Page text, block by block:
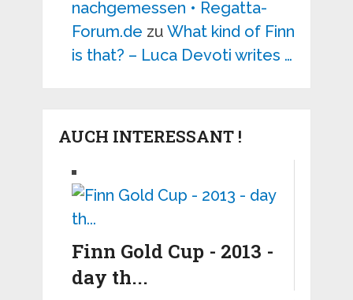
nachgemessen • Regatta-
Forum.de zu What kind of Finn
is that? – Luca Devoti writes …
AUCH INTERESSANT !
Finn Gold Cup - 2013 -
day th...